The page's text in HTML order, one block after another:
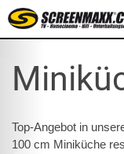
Top-Angebot in
100 cm Miniküche